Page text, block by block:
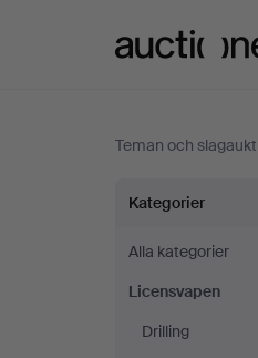
Teman och
Vårens
Kategorier
Alla kategorier
Licensvapen
Drilling